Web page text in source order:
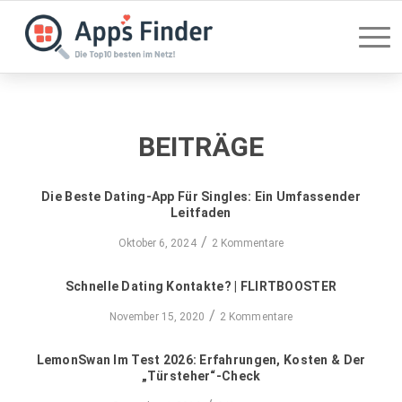
BEITRÄGE
Die Beste Dating-App Für Singles: Ein Umfassender
Leitfaden
Oktober 6, 2024 / 2 Kommentare
Schnelle Dating Kontakte? | FLIRTBOOSTER
November 15, 2020 / 2 Kommentare
LemonSwan Im Test 2026: Erfahrungen, Kosten & Der
„Türsteher“-Check